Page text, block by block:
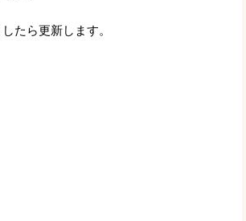
たら更新します。